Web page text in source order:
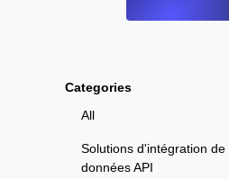
Categories
All
Solutions d'intégration de
données API